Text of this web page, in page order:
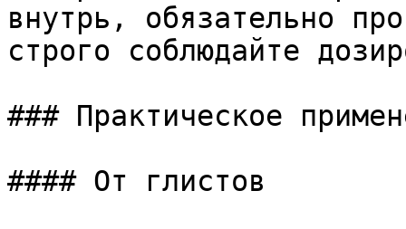
внутрь, обязательно
строго соблюдайте
### Практическое
#### От глистов